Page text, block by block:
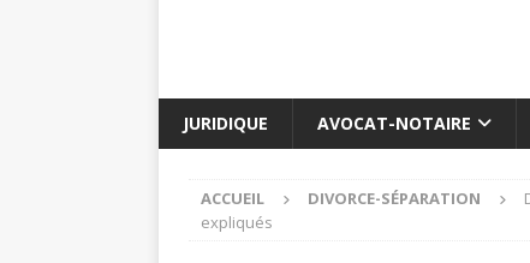
JURIDIQUE AVOCAT-NOTAIRE
ACCUEIL DIVORCE-SÉPARATION
expliqués